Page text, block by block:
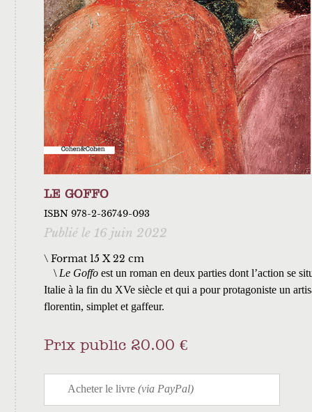
LE GOFFO
ISBN 978-2-36749-093
Publié le 16 juin 2022
\ Format 15 X 22 cm
Le Goffoest un roman en deux parties dont l’action se
Italie à la fin du XVe siècle et qui a pour protagoniste un
florentin, simplet et gaffeur.
Prix public 20.00 €